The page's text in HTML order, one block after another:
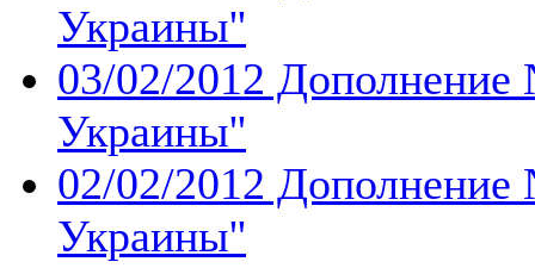
Украины''
03/02/2012 Дополнение
Украины''
02/02/2012 Дополнение
Украины''